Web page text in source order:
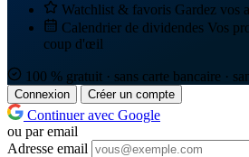
Watchlist & favoris Gardez vos
Calendrier de dividendes Vos
coup d'œil
100 % gratuit · sans carte bancaire ·
Connexion Créer un compte
Continuer avec Google
ou par email
Adresse email